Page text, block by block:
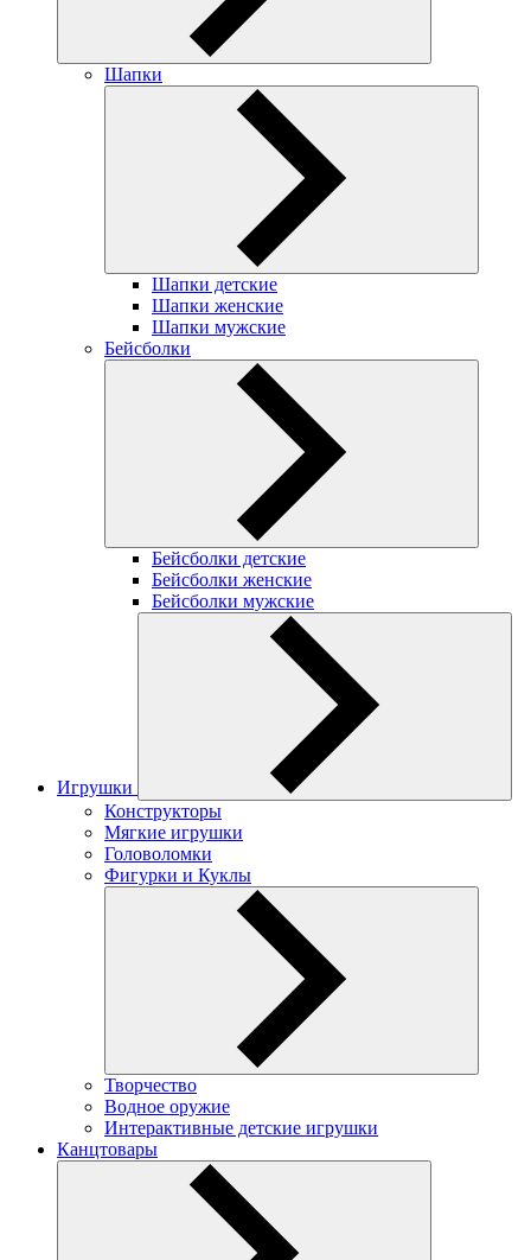
Шапки
Шапки детские
Шапки женские
Шапки мужские
Бейсболки
Бейсболки детские
Бейсболки женские
Бейсболки мужские
Игрушки
Конструкторы
Мягкие игрушки
Головоломки
Фигурки и Куклы
Творчество
Водное оружие
Интерактивные детские игрушки
Канцтовары